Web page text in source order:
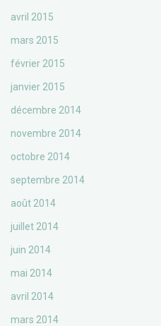
avril 2015
mars 2015
février 2015
janvier 2015
décembre 2014
novembre 2014
octobre 2014
septembre 2014
août 2014
juillet 2014
juin 2014
mai 2014
avril 2014
mars 2014